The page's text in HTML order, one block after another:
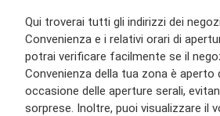
Qui troverai tutti gli indirizzi dei
Convenienza e i relativi orari di
potrai verificare facilmente se il
Convenienza della tua zona è
occasione delle aperture serali,
sorprese. Inoltre, puoi visualizzare il